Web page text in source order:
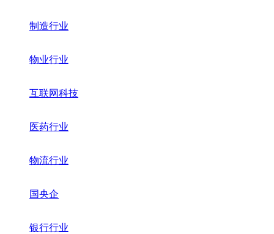
制造行业
物业行业
互联网科技
医药行业
物流行业
国央企
银行行业